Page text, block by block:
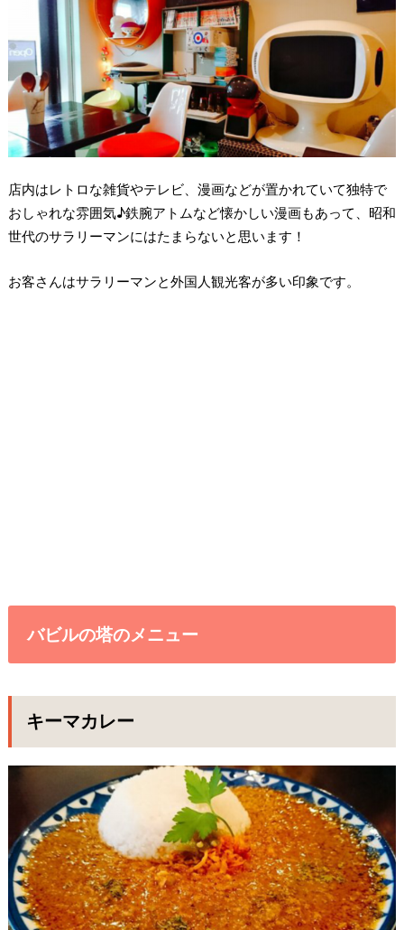
店内はレトロな雑貨やテレビ、漫画などが置かれていて独特で
おしゃれな雰囲気♪鉄腕アトムなど懐かしい漫画もあって、昭和
世代のサラリーマンにはたまらないと思います！
お客さんはサラリーマンと外国人観光客が多い印象です。
バビルの塔のメニュー
キーマカレー